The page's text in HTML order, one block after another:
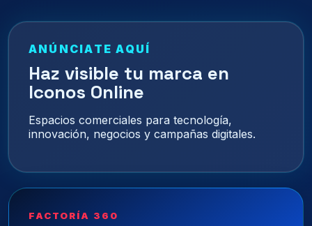
ANÚNCIATE AQUÍ
Haz visible tu marca en
Iconos Online
Espacios comerciales para tecnología,
innovación, negocios y campañas digitales.
FACTORÍA 360